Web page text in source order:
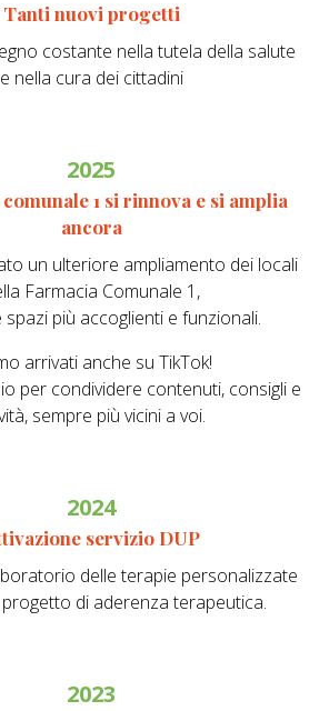
Tanti nuovi progetti
costante nella tutela della salute
e nella cura dei cittadini
2025
1 si rinnova e si amplia
ancora
un ulteriore ampliamento dei locali
Farmacia Comunale 1,
più accoglienti e funzionali.
arrivati anche su TikTok!
per condividere contenuti, consigli e
sempre più vicini a voi.
2024
servizio DUP
delle terapie personalizzate
progetto di aderenza terapeutica.
2023